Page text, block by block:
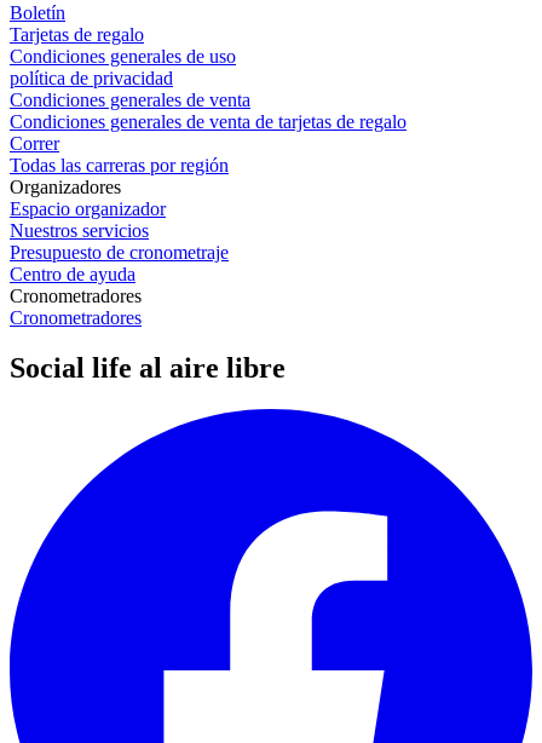
Boletín
Tarjetas de regalo
Condiciones generales de uso
política de privacidad
Condiciones generales de venta
Condiciones generales de venta de tarjetas de regalo
Correr
Todas las carreras por región
Organizadores
Espacio organizador
Nuestros servicios
Presupuesto de cronometraje
Centro de ayuda
Cronometradores
Cronometradores
Social life al aire libre